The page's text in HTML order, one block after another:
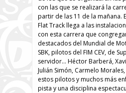
con las que se realizará la
partir de las 11 de la mañana.
Flat Track llega a las
con esta carrera que
destacados del Mundial de
SBK, pilotos del FIM CEV, de
servidor… Héctor Barberá,
Julián Simón, Carmelo
estos pilotos y muchos más
pista y una disciplina